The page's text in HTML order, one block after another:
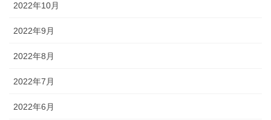
2022年10月
2022年9月
2022年8月
2022年7月
2022年6月